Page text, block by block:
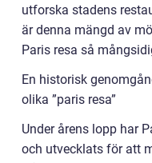
utforska stadens
är denna mängd av
Paris resa så
En historisk
olika ”paris resa”
Under årens lopp har
och utvecklats för att